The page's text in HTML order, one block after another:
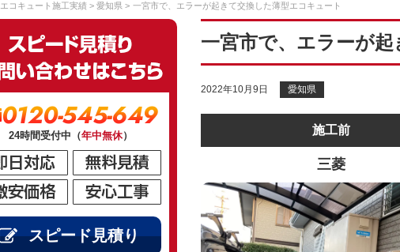
エコキュート施工実績 愛知県 一宮市で、エラーが起きて交換した薄型エコキュート
一宮市で、エラーが
2022年10月9日 愛知県
施工前
三菱
0120-545-649
24時間受付中（年中無休）
スピード見積り